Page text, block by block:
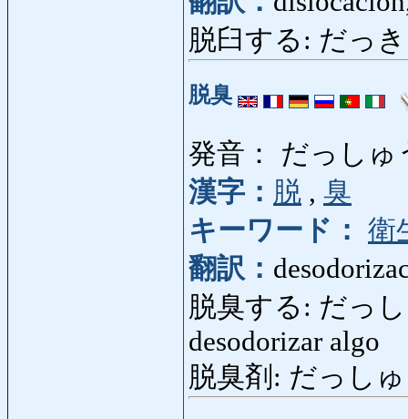
脱臼する: だっき
脱臭
発音： だっしゅ
漢字： 脱 , 臭
キーワード： 衛
翻訳：
脱臭する: だっ
desodorizar algo
脱臭剤: だっし